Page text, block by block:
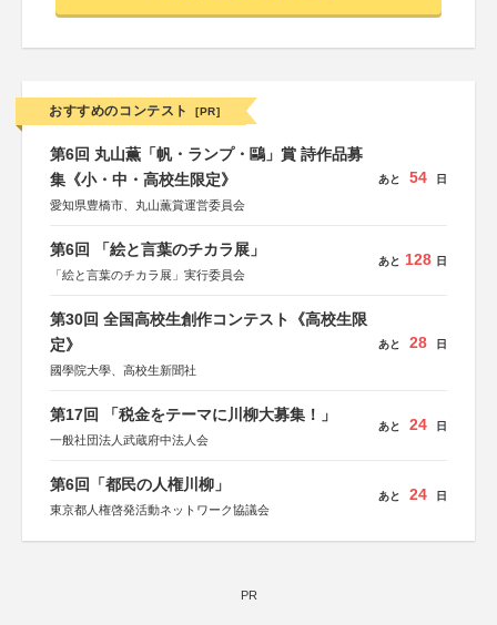
おすすめのコンテスト [PR]
第6回 丸山薫「帆・ランプ・鷗」賞 詩作品募
集《小・中・高校生限定》
愛知県豊橋市、丸山薫賞運営委員会
あと 54 日
第6回 「絵と言葉のチカラ展」
「絵と言葉のチカラ展」実行委員会
あと 128 日
第30回 全国高校生創作コンテスト《高校生限
定》
國學院大學、高校生新聞社
あと 28 日
第17回 「税金をテーマに川柳大募集！」
一般社団法人武蔵府中法人会
あと 24 日
第6回「都民の人権川柳」
東京都人権啓発活動ネットワーク協議会
あと 24 日
PR